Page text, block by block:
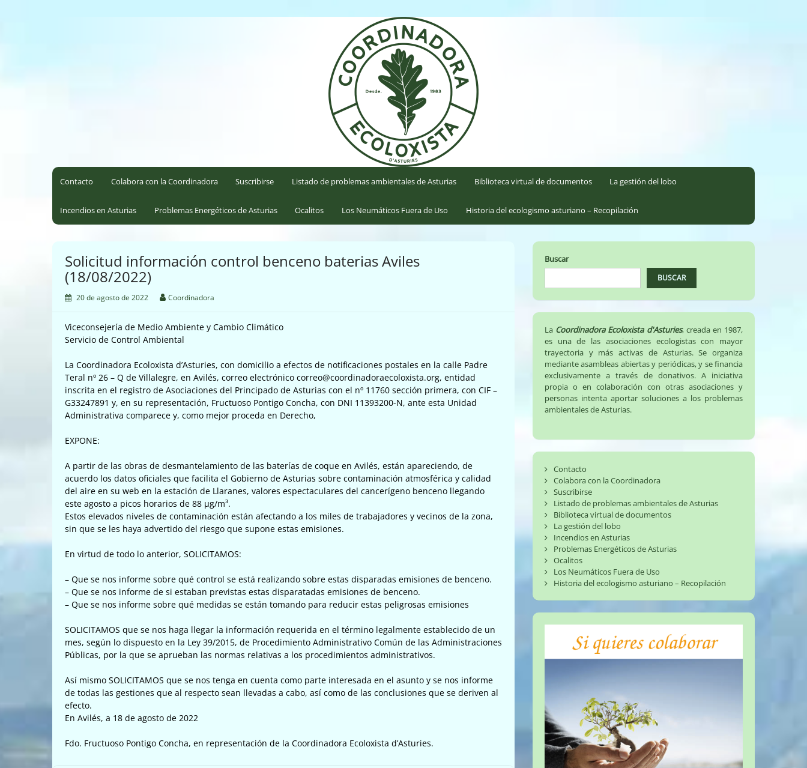
Contacto Colabora con la Coordinadora Suscribirse Listado de problemas ambientales de Asturias Biblioteca virtual de documentos La gestión del lobo
Incendios en Asturias Problemas Energéticos de Asturias Ocalitos Los Neumáticos Fuera de Uso Historia del ecologismo asturiano – Recopilación
Solicitud información control benceno baterias Aviles
(18/08/2022)
20 de agosto de 2022 Coordinadora
Viceconsejería de Medio Ambiente y Cambio Climático
Servicio de Control Ambiental
La Coordinadora Ecoloxista d’Asturies, con domicilio a efectos de notificaciones postales en la calle Padre
Teral nº 26 – Q de Villalegre, en Avilés, correo electrónico correo@coordinadoraecoloxista.org, entidad
inscrita en el registro de Asociaciones del Principado de Asturias con el nº 11760 sección primera, con CIF –
G33247891 y, en su representación, Fructuoso Pontigo Concha, con DNI 11393200-N, ante esta Unidad
Administrativa comparece y, como mejor proceda en Derecho,
EXPONE:
A partir de las obras de desmantelamiento de las baterías de coque en Avilés, están apareciendo, de
acuerdo los datos oficiales que facilita el Gobierno de Asturias sobre contaminación atmosférica y calidad
del aire en su web en la estación de Llaranes, valores espectaculares del cancerígeno benceno llegando
este agosto a picos horarios de 88 µg/m³.
Estos elevados niveles de contaminación están afectando a los miles de trabajadores y vecinos de la zona,
sin que se les haya advertido del riesgo que supone estas emisiones.
En virtud de todo lo anterior, SOLICITAMOS:
– Que se nos informe sobre qué control se está realizando sobre estas disparadas emisiones de benceno.
– Que se nos informe de si estaban previstas estas disparatadas emisiones de benceno.
– Que se nos informe sobre qué medidas se están tomando para reducir estas peligrosas emisiones
SOLICITAMOS que se nos haga llegar la información requerida en el término legalmente establecido de un
mes, según lo dispuesto en la Ley 39/2015, de Procedimiento Administrativo Común de las Administraciones
Públicas, por la que se aprueban las normas relativas a los procedimientos administrativos.
Así mismo SOLICITAMOS que se nos tenga en cuenta como parte interesada en el asunto y se nos informe
de todas las gestiones que al respecto sean llevadas a cabo, así como de las conclusiones que se deriven al
efecto.
En Avilés, a 18 de agosto de 2022
Fdo. Fructuoso Pontigo Concha, en representación de la Coordinadora Ecoloxista d’Asturies.
Buscar
BUSCAR
La Coordinadora Ecoloxista d'Asturies, creada en 1987,
es una de las asociaciones ecologistas con mayor
trayectoria y más activas de Asturias. Se organiza
mediante asambleas abiertas y periódicas, y se financia
exclusivamente a través de donativos. A iniciativa
propia o en colaboración con otras asociaciones y
personas intenta aportar soluciones a los problemas
ambientales de Asturias.
Contacto
Colabora con la Coordinadora
Suscribirse
Listado de problemas ambientales de Asturias
Biblioteca virtual de documentos
La gestión del lobo
Incendios en Asturias
Problemas Energéticos de Asturias
Ocalitos
Los Neumáticos Fuera de Uso
Historia del ecologismo asturiano – Recopilación